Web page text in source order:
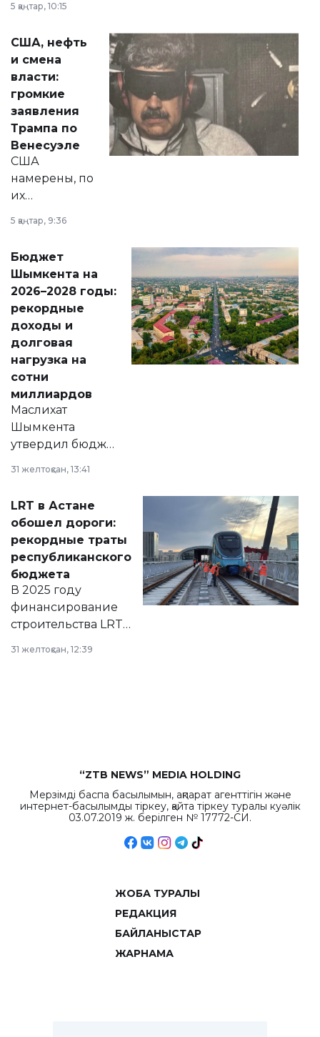
сразу несколько
актуальных тем —
от слухов о
политических
реформах до
вопросов армии,
экономики и
личного здоровья.
5 қаңтар, 10:15
США, нефть
и смена
власти:
громкие
заявления
Трампа по
Венесуэле
США
намерены, по
их
принести
народу
Венесуэлы.
5 қаңтар, 9:36
Бюджет
Шымкента на
2026–2028 годы:
рекордные
доходы и
долговая
нагрузка на
сотни
миллиардов
Маслихат
Шымкента
утвердил бюджет
2028 годы.
документ
появился в базе
нормативных
правовых актов и
на сайте маслихат
города.
31 желтоқсан, 13:41
LRT в Астане
обошел дороги:
рекордные траты
республиканского
бюджета
В 2025 году
финансирование
строительства LRT
республиканского
31 желтоқсан, 12:39
“ZTB NEWS” MEDIA HOLDING
Мерзімді баспа басылымын, ақпарат агенттігін және
интернет-басылымды тіркеу, қайта тіркеу туралы куәлік
03.07.2019 ж. берілген № 17772-СИ.
ЖОБА ТУРАЛЫ
РЕДАКЦИЯ
БАЙЛАНЫСТАР
ЖАРНАМА